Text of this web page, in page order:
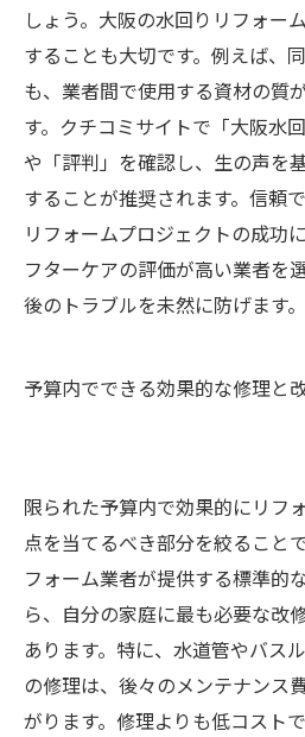
しょう。大阪の水回りリフォー
することも大切です。例えば、
も、業者間で使用する資材の質
す。クチコミサイトで「大阪水
や「評判」を確認し、生の声を
することが推奨されます。信頼
リフォームプロジェクトの成功
フターケアの評価が高い業者を
後のトラブルを未然に防げます。
予算内でできる効果的な修理と
限られた予算内で効果的にリフ
点を当てるべき部分を絞ること
フォーム業者が提供する標準的
ら、自分の家庭に最も必要な改
あります。特に、水道管やバス
の修理は、後々のメンテナンス
がります。修理よりも低コスト